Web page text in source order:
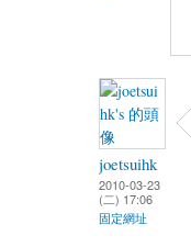
joetsuihk
2010-03-23
(二) 17:06
固定網址